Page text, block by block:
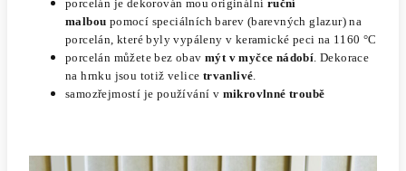
porcelán je dekorován mou originální ruční
malbou pomocí speciálních barev (barevných glazur) na
porcelán, které byly vypáleny v keramické peci na 1160 °C
porcelán můžete bez obav mýt v myčce nádobí. Dekorace
na hrnku jsou totiž velice trvanlivé.
samozřejmostí je používání v mikrovlnné troubě